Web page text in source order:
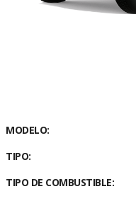
Motor
Empty tab. Edit page
MODELO:
TIPO:
TIPO DE COMBUSTIBLE: